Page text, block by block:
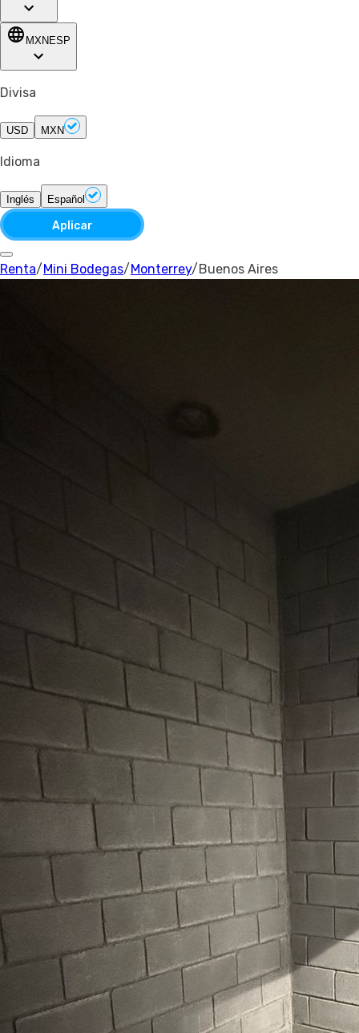
MXN ESP
Divisa
USD MXN
Idioma
Inglés Español
Aplicar
Renta/ Mini Bodegas/ Monterrey/ Buenos Aires